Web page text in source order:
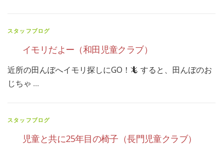
スタッフブログ
イモリだよー（和田児童クラブ）
近所の田んぼへイモリ探しにGO！🦎 すると、田んぼのお
じちゃ …
スタッフブログ
児童と共に25年目の椅子（長門児童クラブ）